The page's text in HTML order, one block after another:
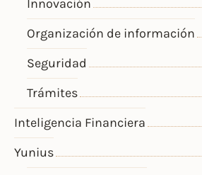
Innovación
Organización de información
Seguridad
Trámites
Inteligencia Financiera
Yunius